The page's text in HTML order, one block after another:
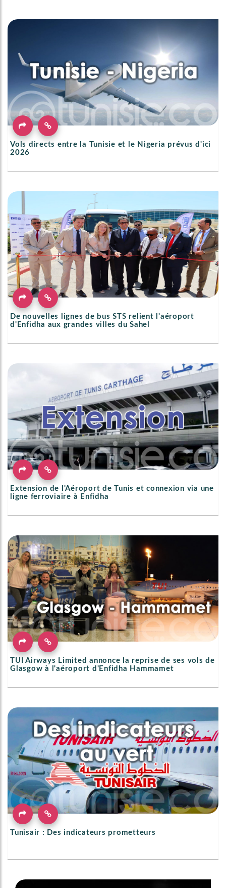
Vols directs entre la Tunisie et le Nigeria prévus d'ici
2026
De nouvelles lignes de bus STS relient l'aéroport
d'Enfidha aux grandes villes du Sahel
Extension de l'Aéroport de Tunis et connexion via une
ligne ferroviaire à Enfidha
TUI Airways Limited annonce la reprise de ses vols de
Glasgow à l'aéroport d'Enfidha Hammamet
Tunisair : Des indicateurs prometteurs